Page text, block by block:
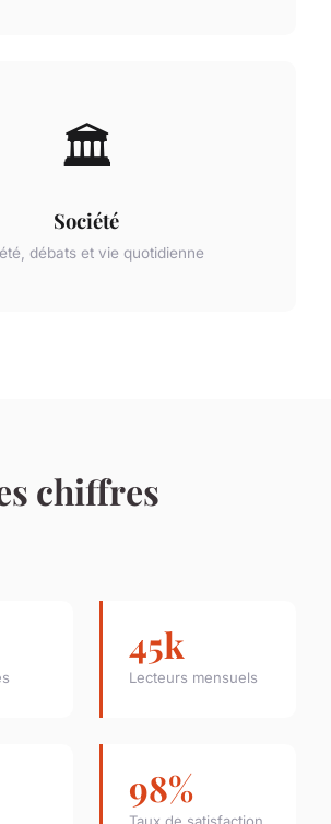
🏛️
Société
débats et vie quotidienne
chiffres
45k
Lecteurs mensuels
98%
Taux de satisfaction